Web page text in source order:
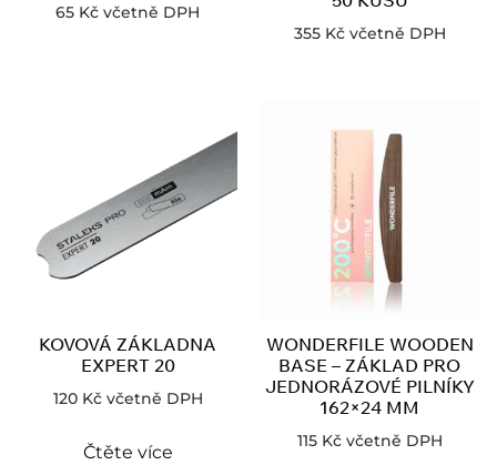
65 Kč včetně DPH
355 Kč včetně DPH
KOVOVÁ ZÁKLADNA
EXPERT 20
120 Kč včetně DPH
Čtěte více
WONDERFILE WOODEN
BASE – ZÁKLAD PRO
JEDNORÁZOVÉ PILNÍKY
162×24 MM
115 Kč včetně DPH